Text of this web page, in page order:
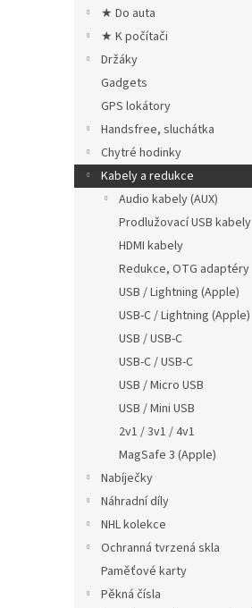
★ Do auta
★ K počítači
Držáky
Gadgets
GPS lokátory
Handsfree, sluchátka
Chytré hodinky
Kabely a redukce
Audio kabely (AUX)
Prodlužovací USB kabely
HDMI kabely
Redukce, OTG adaptéry
USB / Lightning (Apple)
USB-C / Lightning (Apple)
USB / USB-C
USB-C / USB-C
USB / Micro USB
USB / Mini USB
2v1 / 3v1 / 4v1
MagSafe 3 (Apple)
Nabíječky
Náhradní díly
NHL kolekce
Ochranná tvrzená skla
Paměťové karty
Pěkná čísla